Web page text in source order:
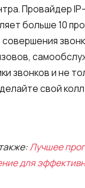
Провайдер
больше 10
звонков и не
свой
Лучшее
для